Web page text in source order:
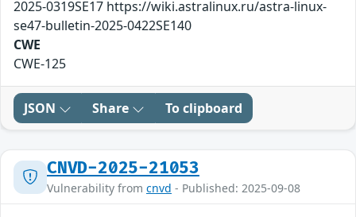
2025-0319SE17 https://wiki.astralinux.ru/astra-linux-
se47-bulletin-2025-0422SE140
CWE
CWE-125
JSON Share To clipboard
CNVD-2025-21053
Vulnerability from cnvd - Published: 2025-09-08